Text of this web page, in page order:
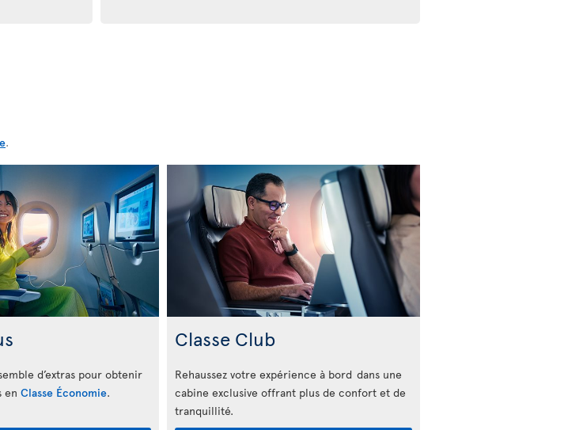
.
d’extras pour obtenir
en Classe Économie.
Classe Club
Rehaussez votre expérience à bord dans une
cabine exclusive offrant plus de confort et de
tranquillité.